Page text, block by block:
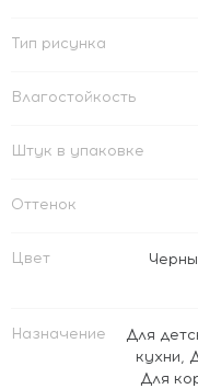
Тип рисунка
Влагостойкость
Штук в упаковке
Оттенок
Цвет
Назначение Для
кухни,
Для